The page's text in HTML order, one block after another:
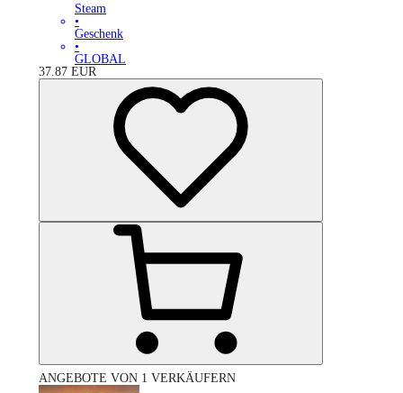
Steam
•
Geschenk
•
GLOBAL
37.87 EUR
ANGEBOTE VON 1 VERKÄUFERN